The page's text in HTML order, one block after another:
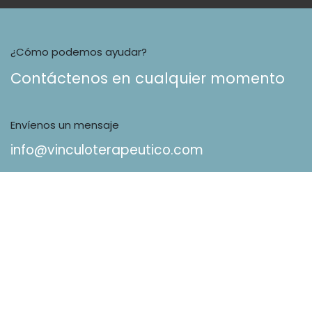
¿Cómo podemos ayudar?
Contáctenos en cualquier momento
Envíenos un mensaje
info@vinculoterapeutico.com